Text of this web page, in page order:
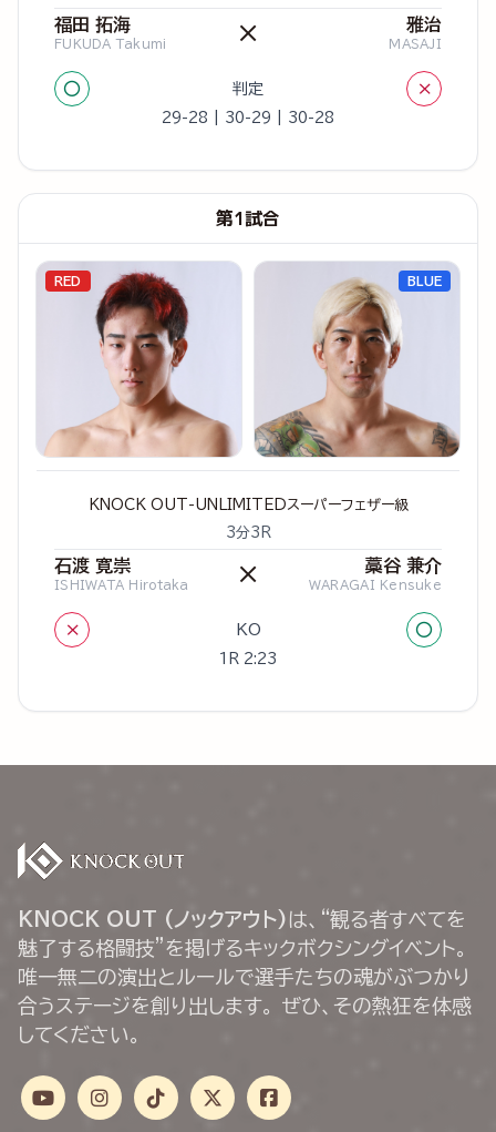
福田 拓海
FUKUDA Takumi × 雅治
MASAJI
○ 判定 ×
29-28 | 30-29 | 30-28
第1試合
RED
KNOCK OUT-UNLIMITEDスーパーフェザー級
3分3R
石渡 寛崇
ISHIWATA Hirotaka × 藁谷 兼介
WARAGAI Kensuke
× KO ○
1R 2:23
BLUE
KNOCK OUT (ノックアウト) は、“観る者すべてを
魅了する格闘技”を掲げるキックボクシングイベント。
唯一無二の演出とルールで選手たちの魂がぶつかり
合うステージを創り出します。 ぜひ、その熱狂を体感
してください。